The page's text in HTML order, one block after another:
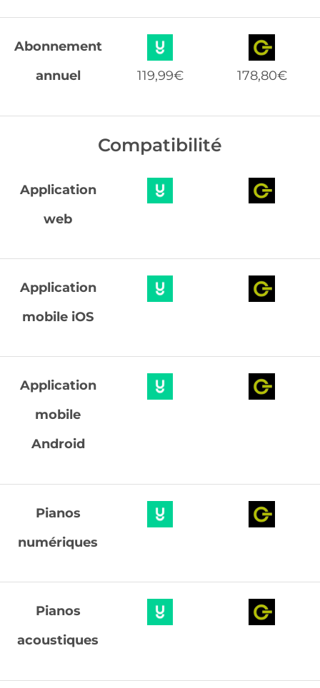
Abonnement
annuel
119,99€ 178,80€
Compatibilité
Application
web
Application
mobile iOS
Application
mobile
Android
Pianos
numériques
Pianos
acoustiques